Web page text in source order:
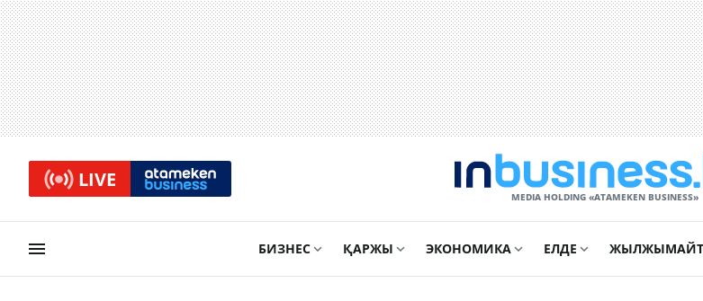
LIVE
MEDIA HOLDING «ATAMEKЕN BUSINESS»
БИЗНЕС ҚАРЖЫ ЭКОНОМИКА ЕЛДЕ